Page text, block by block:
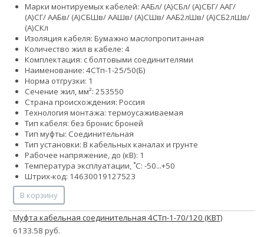
Марки монтируемых кабелей: ААБл/ (А)СБл/ (А)СБГ/ ААГ/
(А)СГ/ ААБв/ (А)СБШв/ ААШв/ (А)СШв/ ААБ2лШв/ (А)СБ2лШв/
(А)СКл
Изоляция кабеля: Бумажно маслопропитанная
Количество жил в кабеле: 4
Комплектация: с болтовыми соединителями
Наименование: 4СТп-1-25/50(Б)
Норма отгрузки: 1
Сечение жил, мм²: 253550
Страна происхождения: Россия
Технология монтажа: термоусаживаемая
Тип кабеля: без бронис броней
Тип муфты: Соединительная
Тип установки: В кабельных каналах и грунте
Рабочее напряжение, до (кВ): 1
Температура эксплуатации, ˚С: -50...+50
Штрих-код: 14630019127523
В корзину
Муфта кабельная соединительная 4СТп-1-70/120 (КВТ)
6133.58 руб.